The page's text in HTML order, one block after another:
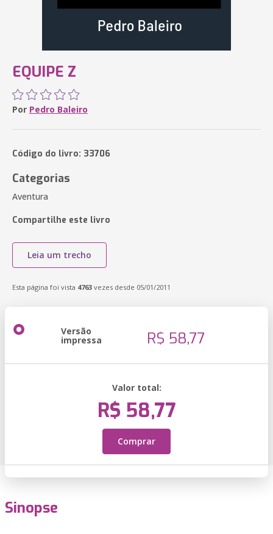
EQUIPE Z
Por Pedro Baleiro
Código do livro: 33706
Categorias
Aventura
Compartilhe este livro
Leia um trecho
Esta página foi vista 4763 vezes desde 05/01/2011
Versão
impressa R$ 58,77
Valor total:
R$ 58,77
Comprar
Sinopse